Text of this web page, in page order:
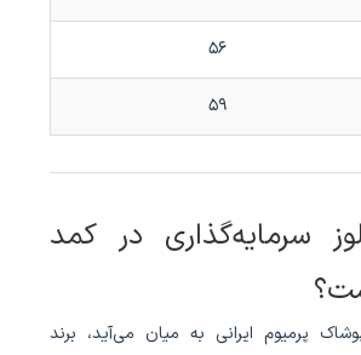
56
59
سرمایه‌گذاری در کمد
پرمیوم ایرانی به میان می‌آید، برند